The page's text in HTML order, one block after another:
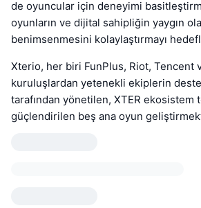
de oyuncular için deneyimi
oyunların ve dijital sahipliğin yaygın
benimsenmesini kolaylaştırmayı
Xterio, her biri FunPlus, Riot, Tencent
kuruluşlardan yetenekli ekiplerin
tarafından yönetilen, XTER ekosistem
güçlendirilen beş ana oyun